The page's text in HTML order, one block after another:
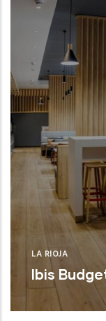
LA RIOJA
Ibis